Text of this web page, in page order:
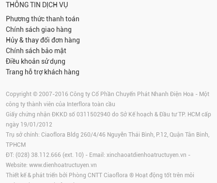
THÔNG TIN DỊCH VỤ
Phương thức thanh toán
Chính sách giao hàng
Hủy & thay đổi đơn hàng
Chính sách bảo mật
Điều khoản sử dụng
Trang hỗ trợ khách hàng
Copyright © 2007-2016 Công ty Cổ Phần Chuyển Phát Nhanh Điện Hoa - Một
công ty thành viên của Interflora toàn cầu
Giấy chứng nhận ĐKKD số 0311502940 do Sở Kế hoạch & Đầu tư TP. HCM cấp
ngày 19/01/2012
Trụ sở chính: Ciaoflora Bldg 260/4/46 Nguyễn Thái Bình, P.12, Quận Tân Bình,
TPHCM
ĐT: (028) 38.112.666 (ext. 10) - Email: xinchaoatdienhoatructuyen.vn -
Website: www.dienhoatructuyen.vn
Thiết kế & phát triển bởi Phòng CNTT Ciaoflora ® Hoạt động tốt trên môi